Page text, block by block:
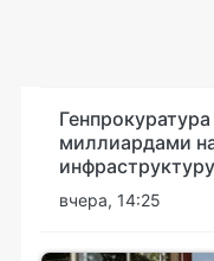
миллиардами
вчера, 14:25